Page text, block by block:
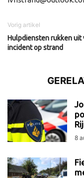
Vorig artikel
Hulpdiensten rukken uit
incident op strand
8